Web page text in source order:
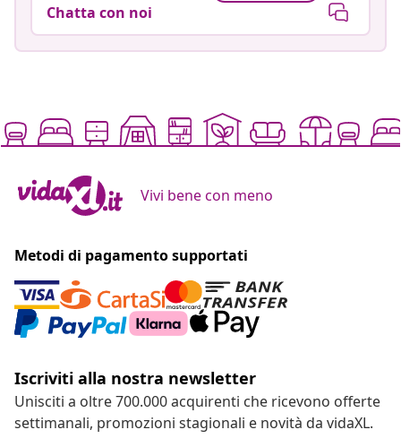
Chatta con noi
Vivi bene con meno
Metodi di pagamento supportati
Iscriviti alla nostra newsletter
Unisciti a oltre 700.000 acquirenti che ricevono offerte
settimanali, promozioni stagionali e novità da vidaXL.